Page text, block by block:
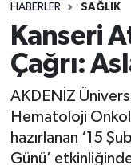
HABERLER SAĞLIK
Kanseri
Çağrı:
AKDENİZ
Hematoloji
hazırlanan ‘15
Günü’